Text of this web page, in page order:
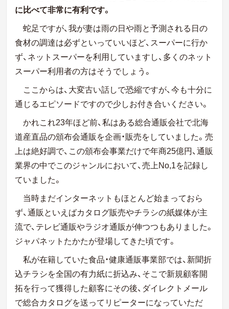
に比べて非常に有利です。
蛇足ですが、我が妻は雨の日や雨と予測される日の
食材の調達は必ずといっていいほど、スーパーに行か
ず、ネットスーパーを利用していますし、多くのネット
スーパー利用者の方はそうでしょう。
ここからは、大変古い話しで恐縮ですが、今も十分に
通じるエピソードですので少しお付き合いください。
かれこれ23年ほど前、私はある総合通販会社で北海
道産直品の頒布会通販を企画・販売をしていました。売
上は絶好調で、この頒布会事業だけで年商25億円、通販
業界の中でこのジャンルにおいて、売上No,1を記録し
ていました。
当時まだインターネットもほとんど始まっておら
ず、通販といえばカタログ販売やチラシの紙媒体が主
流で、テレビ通販やラジオ通販が伸つつもありました。
ジャパネットたかたが登場してきた頃です。
私が在籍していた食品・健康通販事業部では、新聞折
込チラシを全国の有力紙に折込み、そこで新規顧客開
拓を行って獲得した顧客にその後、ダイレクトメール
で総合カタログを送ってリピーターになっていただ